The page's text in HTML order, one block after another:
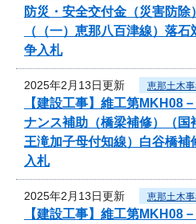
防災・安全交付金（災害防除
（（一）恵那八百津線）落
争入札
2025年2月13日更新 恵那土木
【建設工事】維工第MKH08
ナンス補助（橋梁補修）（国
王滝加子母付知線）白谷橋
入札
2025年2月13日更新 恵那土木
【建設工事】維工第MKH08